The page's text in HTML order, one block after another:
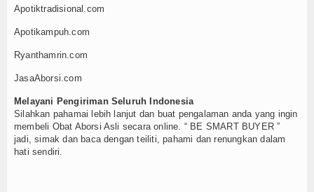
Apotiktradisional.com
Apotikampuh.com
Ryanthamrin.com
JasaAborsi.com
Melayani Pengiriman Seluruh Indonesia
Silahkan pahamai lebih lanjut dan buat pengalaman anda yang ingin
membeli Obat Aborsi Asli secara online. “ BE SMART BUYER ”
jadi, simak dan baca dengan teiliti, pahami dan renungkan dalam
hati sendiri.